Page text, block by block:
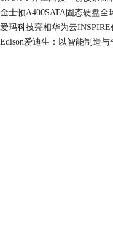
金士顿A400SATA固态硬盘全
爱玛科技亮相华为云
Edison爱迪生：以智能制造与